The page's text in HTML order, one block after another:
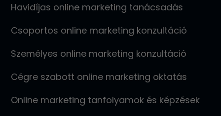
Havidíjas online marketing tanácsadás
Csoportos online marketing konzultáció
Személyes online marketing konzultáció
Cégre szabott online marketing oktatás
Online marketing tanfolyamok és képzések